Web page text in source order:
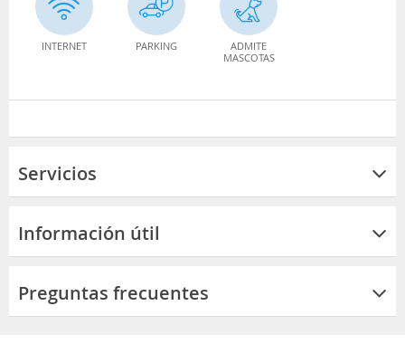
INTERNET PARKING
ADMITE
MASCOTAS
Servicios
Información útil
Preguntas frecuentes